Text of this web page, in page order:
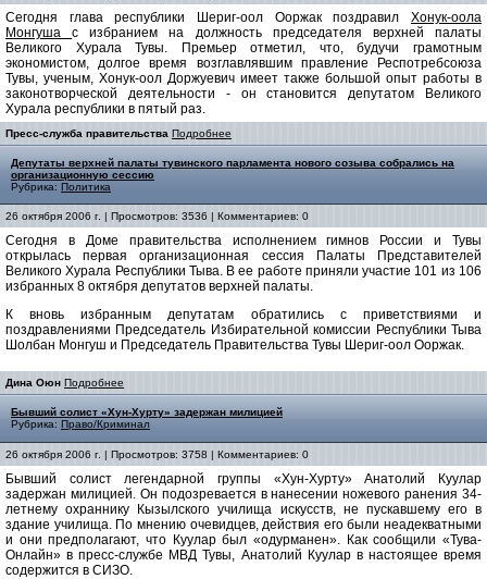
Сегодня глава республики Шериг-оол Ооржак поздравил Хонук-оола
Монгушас избранием на должность председателя верхней палаты
Великого Хурала Тувы. Премьер отметил, что, будучи грамотным
экономистом, долгое время возглавлявшим правление Респотребсоюза
Тувы, ученым, Хонук-оол Доржуевич имеет также большой опыт работы в
законотворческой деятельности - он становится депутатом Великого
Хурала республики в пятый раз.
Пресс-служба правительства Подробнее
Депутаты верхней палаты тувинского парламента нового созыва собрались на
организационную сессию
Рубрика: Политика
26 октября 2006 г. | Просмотров: 3536 | Комментариев: 0
Сегодня в Доме правительства исполнением гимнов России и Тувы
открылась первая организационная сессия Палаты Представителей
Великого Хурала Республики Тыва. В ее работе приняли участие 101 из 106
избранных 8 октября депутатов верхней палаты.
К вновь избранным депутатам обратились с приветствиями и
поздравлениями Председатель Избирательной комиссии Республики Тыва
Шолбан Монгуш и Председатель Правительства Тувы Шериг-оол Ооржак.
Дина Оюн Подробнее
Бывший солист «Хун-Хурту» задержан милицией
Рубрика: Право/Криминал
26 октября 2006 г. | Просмотров: 3758 | Комментариев: 0
Бывший солист легендарной группы «Хун-Хурту» Анатолий Куулар
задержан милицией. Он подозревается в нанесении ножевого ранения 34-
летнему охраннику Кызылского училища искусств, не пускавшему его в
здание училища. По мнению очевидцев, действия его были неадекватными
и они предполагают, что Куулар был «одурманен». Как сообщили «Тува-
Онлайн» в пресс-службе МВД Тувы, Анатолий Куулар в настоящее время
содержится в СИЗО.